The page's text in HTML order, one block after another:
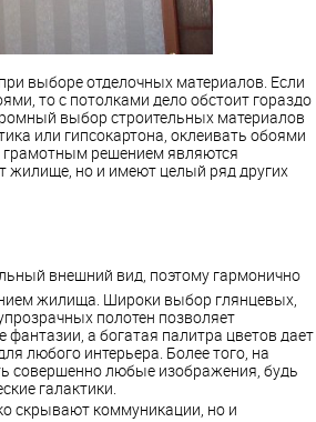
выборе отделочных материалов. Если
то с потолками дело обстоит гораздо
выбор строительных материалов
или гипсокартона, оклеивать обоями
решением являются
жилище, но и имеют целый ряд других
внешний вид, поэтому гармонично
жилища. Широки выбор глянцевых,
полотен позволяет
а богатая палитра цветов дает
любого интерьера. Более того, на
совершенно любые изображения, будь
галактики.
скрывают коммуникации, но и